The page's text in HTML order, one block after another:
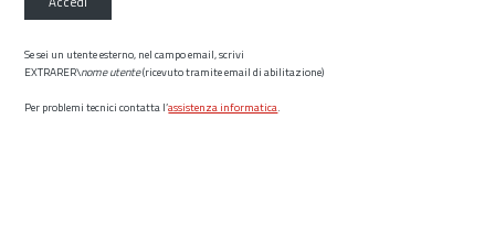
Se sei un utente esterno, nel campo email, scrivi
EXTRARER\nome utente(ricevuto tramite email di abilitazione)
Per problemi tecnici contatta l’assistenza informatica.